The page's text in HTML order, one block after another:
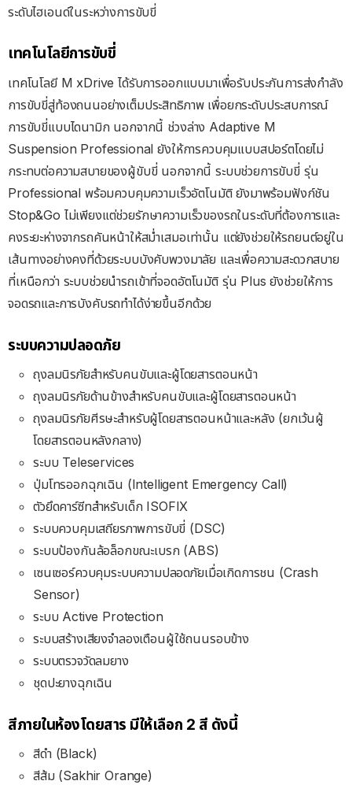
ระดับไฮเอนด์ในระหว่างการขับขี่
เทคโนโลยีการขับขี่
เทคโนโลยี M xDrive ได้รับการออกแบบมาเพื่อรับประกันการส่งกำลัง
การขับขี่สู่ท้องถนนอย่างเต็มประสิทธิภาพ เพื่อยกระดับประสบการณ์
การขับขี่แบบไดนามิก นอกจากนี้ ช่วงล่าง Adaptive M
Suspension Professional ยังให้การควบคุมแบบสปอร์ตโดยไม่
กระทบต่อความสบายของผู้ขับขี่ นอกจากนี้ ระบบช่วยการขับขี่ รุ่น
Professional พร้อมควบคุมความเร็วอัตโนมัติ ยังมาพร้อมฟังก์ชัน
Stop&Go ไม่เพียงแต่ช่วยรักษาความเร็วของรถในระดับที่ต้องการและ
คงระยะห่างจากรถคันหน้าให้สม่ำเสมอเท่านั้น แต่ยังช่วยให้รถยนต์อยู่ใน
เส้นทางอย่างคงที่ด้วยระบบบังคับพวงมาลัย และเพื่อความสะดวกสบาย
ที่เหนือกว่า ระบบช่วยนำรถเข้าที่จอดอัตโนมัติ รุ่น Plus ยังช่วยให้การ
จอดรถและการบังคับรถทำได้ง่ายขึ้นอีกด้วย
ระบบความปลอดภัย
ถุงลมนิรภัยสำหรับคนขับและผู้โดยสารตอนหน้า
ถุงลมนิรภัยด้านข้างสำหรับคนขับและผู้โดยสารตอนหน้า
ถุงลมนิรภัยศีรษะสำหรับผู้โดยสารตอนหน้าและหลัง (ยกเว้นผู้
โดยสารตอนหลังกลาง)
ระบบ Teleservices
ปุ่มโทรออกฉุกเฉิน (Intelligent Emergency Call)
ตัวยึดคาร์ซีทสำหรับเด็ก ISOFIX
ระบบควบคุมเสถียรภาพการขับขี่ (DSC)
ระบบป้องกันล้อล็อกขณะเบรก (ABS)
เซนเซอร์ควบคุมระบบความปลอดภัยเมื่อเกิดการชน (Crash
Sensor)
ระบบ Active Protection
ระบบสร้างเสียงจำลองเตือนผู้ใช้ถนนรอบข้าง
ระบบตรวจวัดลมยาง
ชุดปะยางฉุกเฉิน
สีภายในห้องโดยสาร มีให้เลือก 2 สี ดังนี้
สีดำ (Black)
สีส้ม (Sakhir Orange)